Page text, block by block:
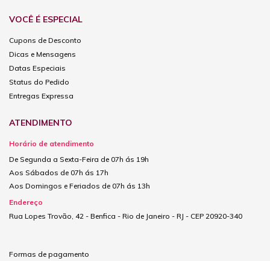
VOCÊ É ESPECIAL
Cupons de Desconto
Dicas e Mensagens
Datas Especiais
Status do Pedido
Entregas Expressa
ATENDIMENTO
Horário de atendimento
De Segunda a Sexta-Feira de 07h ás 19h
Aos Sábados de 07h ás 17h
Aos Domingos e Feriados de 07h ás 13h
Endereço
Rua Lopes Trovão, 42 - Benfica - Rio de Janeiro - RJ - CEP 20920-340
Formas de pagamento